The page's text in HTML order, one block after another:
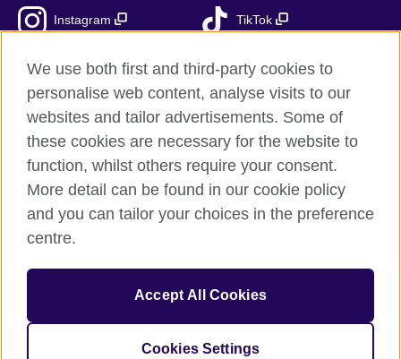
Instagram TikTok
British Council globalnie
Prywatność i warunki użytkowania
Mapa strony
© 2026 British Council
British Council jest międzynarodową organizacją reprezentującą
We use both first and third-party cookies to
personalise web content, analyse visits to our
websites and tailor advertisements. Some of
these cookies are necessary for the website to
function, whilst others require your consent.
More detail can be found in our cookie policy
and you can tailor your choices in the preference
centre.
Accept All Cookies
Cookies Settings